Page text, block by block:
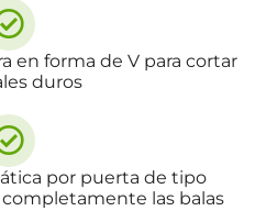
en forma de V para cortar
duros
por puerta de tipo
las balas